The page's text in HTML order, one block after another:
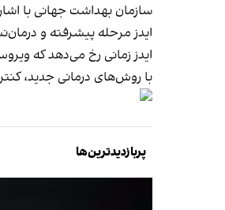
سازمان بهداشت جهانی با
ایدز مرحله پیشرفته و
ایدز زمانی رخ می‌دهد که
با روش‌های درمانی جدید،
پربازدیدترین‌ها